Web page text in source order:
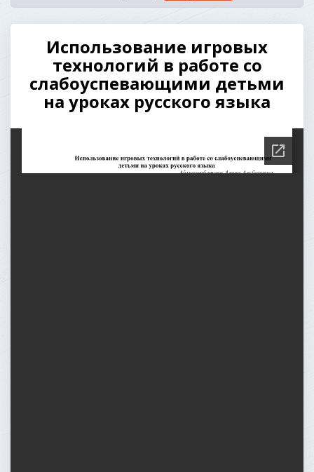
Использование игровых
технологий в работе со
слабоуспевающими детьми
на уроках русского языка